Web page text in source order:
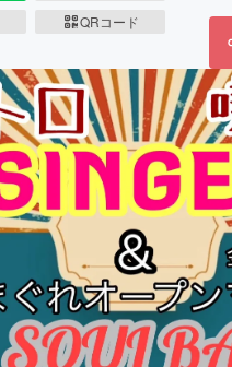
QRコード